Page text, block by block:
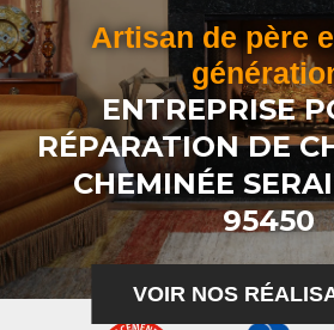
Artisan de père
ENTREPRISE
RÉPARATION DE
CHEMINÉE
95450
VOIR NOS